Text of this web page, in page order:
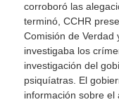
corroboró las
terminó, CCHR
Comisión de Verdad
investigaba los
investigación del
psiquíatras. El
información sobre el